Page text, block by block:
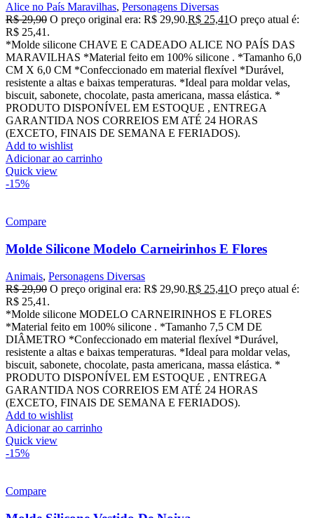
Alice no País Maravilhas, Personagens Diversas
R$29,90 O preço original era: R$ 29,90.R$ 25,41O preço atual é:
R$ 25,41.
*Molde silicone CHAVE E CADEADO ALICE NO PAÍS DAS
MARAVILHAS *Material feito em 100% silicone . *Tamanho 6,0
CM X 6,0 CM *Confeccionado em material flexível *Durável,
resistente a altas e baixas temperaturas. *Ideal para moldar velas,
biscuit, sabonete, chocolate, pasta americana, massa elástica. *
PRODUTO DISPONÍVEL EM ESTOQUE , ENTREGA
GARANTIDA NOS CORREIOS EM ATÉ 24 HORAS
(EXCETO, FINAIS DE SEMANA E FERIADOS).
Add to wishlist
Adicionar ao carrinho
Quick view
-15%
Compare
Molde Silicone Modelo Carneirinhos E Flores
Animais, Personagens Diversas
R$29,90 O preço original era: R$ 29,90.R$ 25,41O preço atual é:
R$ 25,41.
*Molde silicone MODELO CARNEIRINHOS E FLORES
*Material feito em 100% silicone . *Tamanho 7,5 CM DE
DIÂMETRO *Confeccionado em material flexível *Durável,
resistente a altas e baixas temperaturas. *Ideal para moldar velas,
biscuit, sabonete, chocolate, pasta americana, massa elástica. *
PRODUTO DISPONÍVEL EM ESTOQUE , ENTREGA
GARANTIDA NOS CORREIOS EM ATÉ 24 HORAS
(EXCETO, FINAIS DE SEMANA E FERIADOS).
Add to wishlist
Adicionar ao carrinho
Quick view
-15%
Compare